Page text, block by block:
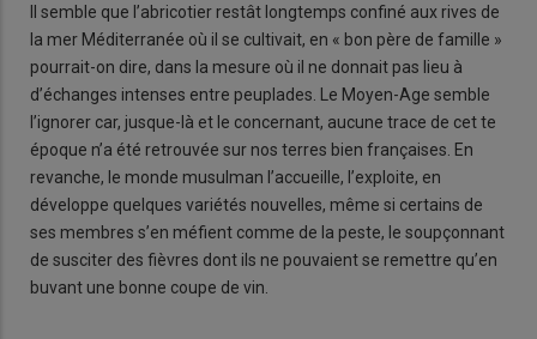
Il semble que l’abricotier restât longtemps confiné aux rives de
la mer Méditerranée où il se cultivait, en « bon père de famille »
pourrait-on dire, dans la mesure où il ne donnait pas lieu à
d’échanges intenses entre peuplades. Le Moyen-Age semble
l’ignorer car, jusque-là et le concernant, aucune trace de cet te
époque n’a été retrouvée sur nos terres bien françaises. En
revanche, le monde musulman l’accueille, l’exploite, en
développe quelques variétés nouvelles, même si certains de
ses membres s’en méfient comme de la peste, le soupçonnant
de susciter des fièvres dont ils ne pouvaient se remettre qu’en
buvant une bonne coupe de vin.